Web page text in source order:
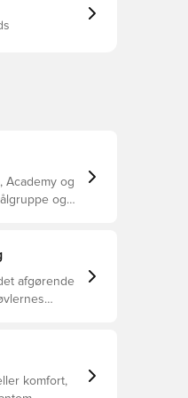
Academy og
og
afgørende
komfort,